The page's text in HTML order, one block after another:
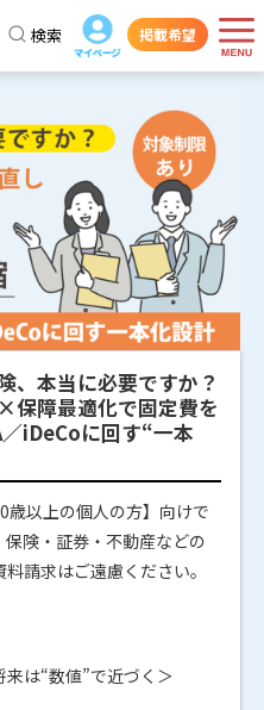
掲載希望
検索
、本当に必要ですか？
保障最適化で固定費を
iDeCoに回す“一本
以上の個人の方】向けで
険・証券・不動産などの
請求はご遠慮ください。
は“数値”で近づく＞